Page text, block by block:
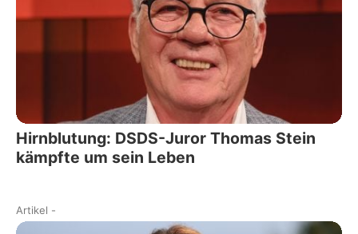
Hirnblutung: DSDS-Juror Thomas Stein
kämpfte um sein Leben
Artikel -